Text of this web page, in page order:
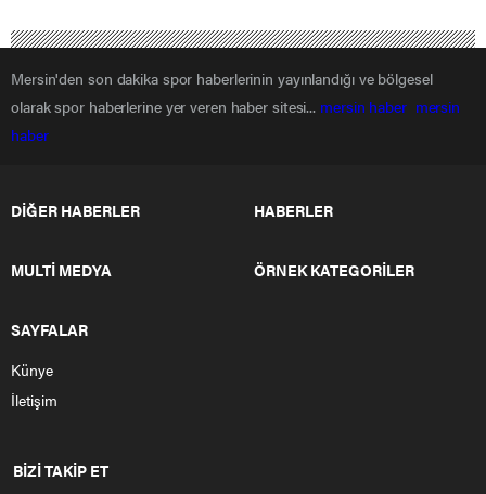
Mersin'den son dakika spor haberlerinin yayınlandığı ve bölgesel
olarak spor haberlerine yer veren haber sitesi... mersin haber mersin
haber
DİĞER HABERLER HABERLER
MULTİ MEDYA ÖRNEK KATEGORİLER
SAYFALAR
Künye
İletişim
BİZİ TAKİP ET